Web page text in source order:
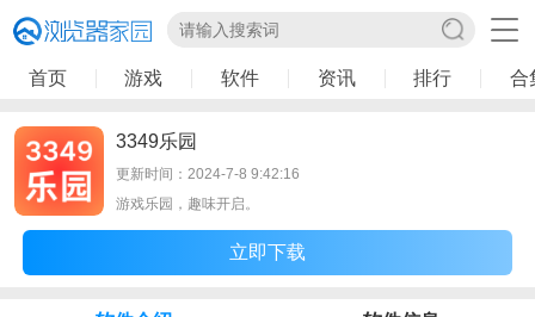
首页 游戏 软件 资讯 排行 合
3349乐园
更新时间：2024-7-8 9:42:16
游戏乐园，趣味开启。
立即下载